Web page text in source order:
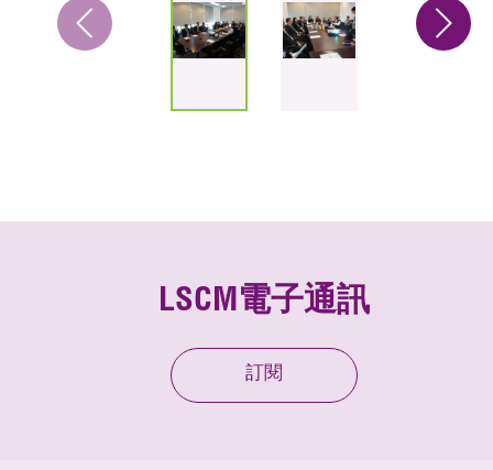
LSCM電子通訊
訂閱